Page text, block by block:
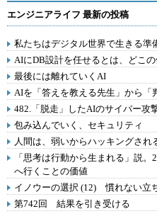
エンジニアライフ 最新の投稿
私たちはデジタル世界で生きる準
AIにDB設計を任せるとは、どこ
最後には離れていくAI
AIを「答えを教える先生」から「
482.「脱走」したAIのサイバー攻
包み込んでいく、セキュリティ
人間は、弱いからハッキングされ
「思考は行動から生まれる」説
へ行くことの価値
イノウーの選択 (12) 慣れない立
第742回 結果を引き受ける